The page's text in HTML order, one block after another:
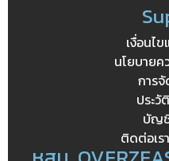
เงื่อนไ
นโยบายค
การ
ประวั
บัญ
ติดต่อเร